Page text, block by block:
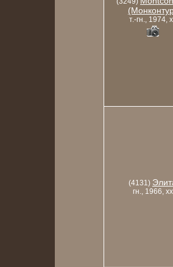
т.-гн., 1974,
(4131)
гн., 1966, xx